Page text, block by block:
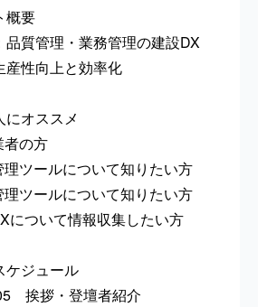
概要
品質管理・業務管理の建設DX
産性向上と効率化
オススメ
の方
ツールについて知りたい方
ツールについて知りたい方
ついて情報収集したい方
ジュール
挨拶・登壇者紹介